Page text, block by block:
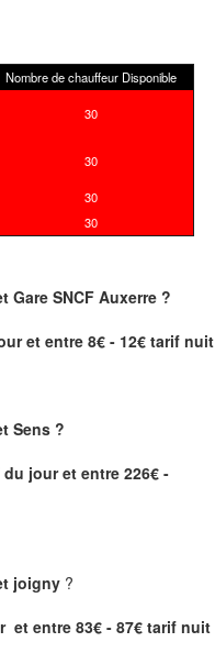
Nombre de chauffeur Disponible
30
30
30
30
Gare SNCF Auxerre ?
et entre 8€ - 12€ tarif nuit
Sens ?
jour et entre 226€ -
joigny ?
et entre 83€ - 87€ tarif nuit